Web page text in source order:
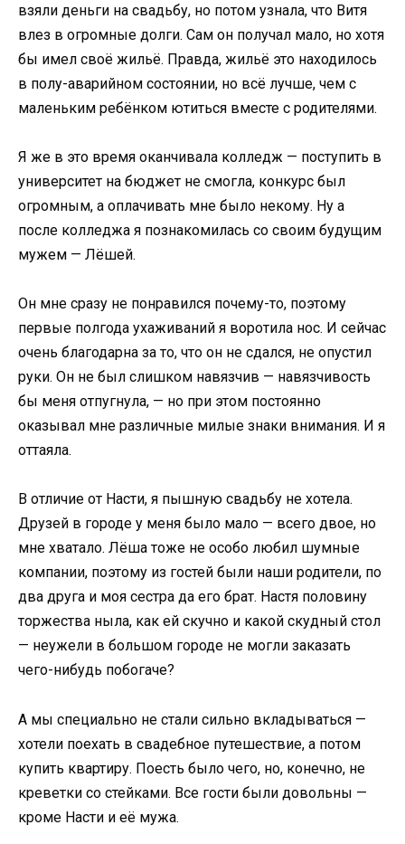
взяли деньги на свадьбу, но потом узнала, что Витя
влез в огромные долги. Сам он получал мало, но хотя
бы имел своё жильё. Правда, жильё это находилось
в полу-аварийном состоянии, но всё лучше, чем с
маленьким ребёнком ютиться вместе с родителями.
Я же в это время оканчивала колледж — поступить в
университет на бюджет не смогла, конкурс был
огромным, а оплачивать мне было некому. Ну а
после колледжа я познакомилась со своим будущим
мужем — Лёшей.
Он мне сразу не понравился почему-то, поэтому
первые полгода ухаживаний я воротила нос. И сейчас
очень благодарна за то, что он не сдался, не опустил
руки. Он не был слишком навязчив — навязчивость
бы меня отпугнула, — но при этом постоянно
оказывал мне различные милые знаки внимания. И я
оттаяла.
В отличие от Насти, я пышную свадьбу не хотела.
Друзей в городе у меня было мало — всего двое, но
мне хватало. Лёша тоже не особо любил шумные
компании, поэтому из гостей были наши родители, по
два друга и моя сестра да его брат. Настя половину
торжества ныла, как ей скучно и какой скудный стол
— неужели в большом городе не могли заказать
чего-нибудь побогаче?
А мы специально не стали сильно вкладываться —
хотели поехать в свадебное путешествие, а потом
купить квартиру. Поесть было чего, но, конечно, не
креветки со стейками. Все гости были довольны —
кроме Насти и её мужа.